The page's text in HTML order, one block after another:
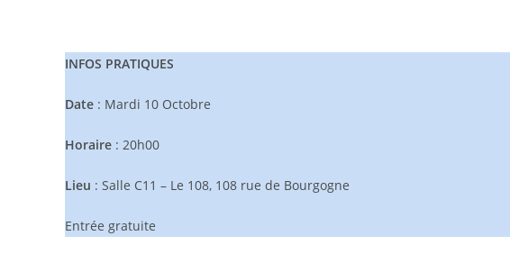
INFOS PRATIQUES
Date : Mardi 10 Octobre
Horaire : 20h00
Lieu : Salle C11 – Le 108, 108 rue de Bourgogne
Entrée gratuite